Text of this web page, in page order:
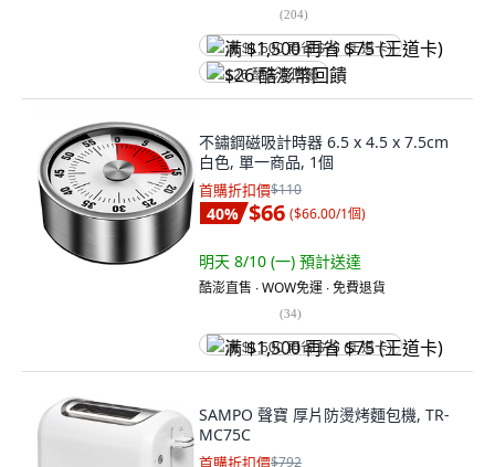
(204)
满 $1,500 再省 $75 (王道卡)
$26 酷澎幣回饋
不鏽鋼磁吸計時器 6.5 x 4.5 x 7.5cm
白色, 單一商品, 1個
首購折扣價$110
40% $66 ($66.00/1個)
明天 8/10 (一) 預計送達
酷澎直售 ∙ WOW免運 ∙ 免費退貨
(34)
满 $1,500 再省 $75 (王道卡)
SAMPO 聲寶 厚片防燙烤麵包機, TR-
MC75C
首購折扣價$792